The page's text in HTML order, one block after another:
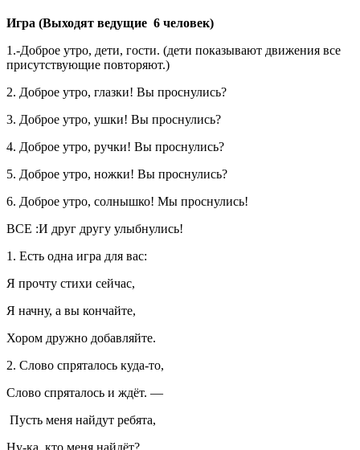
Игра (Выходят ведущие 6 человек)
1.-Доброе утро, дети, гости. (дети показывают движения все
присутствующие повторяют.)
2. Доброе утро, глазки! Вы проснулись?
3. Доброе утро, ушки! Вы проснулись?
4. Доброе утро, ручки! Вы проснулись?
5. Доброе утро, ножки! Вы проснулись?
6. Доброе утро, солнышко! Мы проснулись!
ВСЕ :И друг другу улыбнулись!
1. Есть одна игра для вас:
Я прочту стихи сейчас,
Я начну, а вы кончайте,
Хором дружно добавляйте.
2. Слово спряталось куда-то,
Слово спряталось и ждёт. —
Пусть меня найдут ребята,